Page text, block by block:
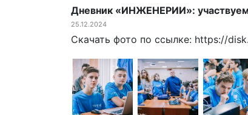
Дневник «ИНЖЕНЕРИИ»:
25.12.2024
Скачать фото по ссылке: https://